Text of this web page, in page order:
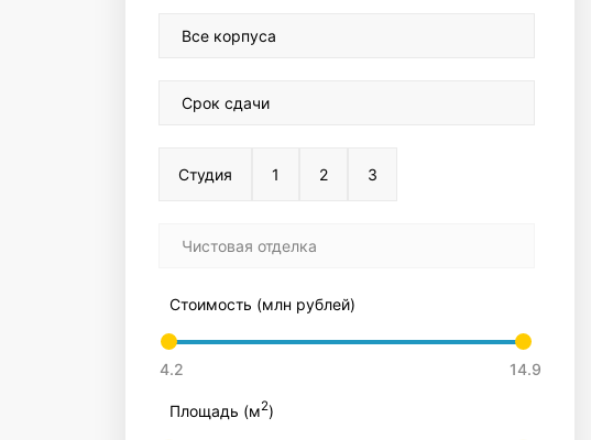
Все корпуса
Срок сдачи
Студия 1 2 3
Чистовая отделка
Стоимость (млн рублей)
Площадь (м2)